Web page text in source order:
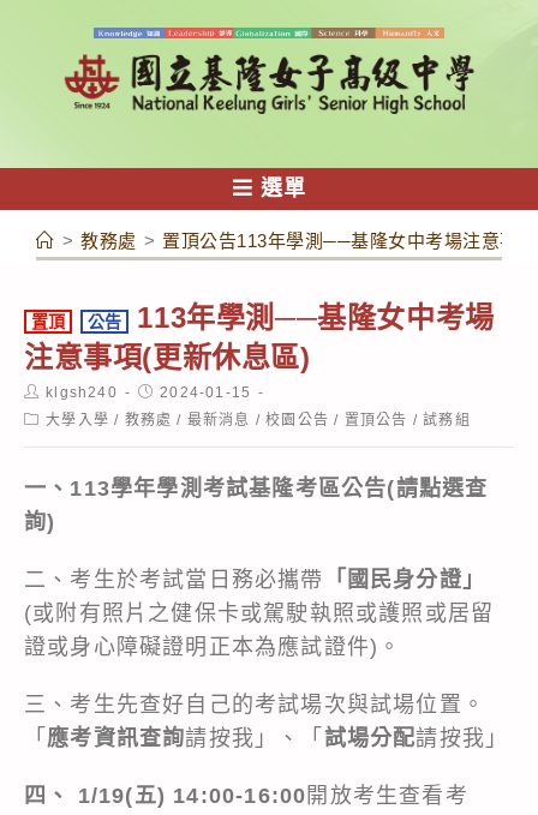
容
選單
> 教務處 > 置頂公告113年學測──基隆女中考場注意事
置頂 公告
113年學測──基隆女中考場
注意事項(更新休息區)
Post
author:
klgsh240
Post
published:
2024-01-15
Post大學入學 / 教務處 / 最新消息 / 校園公告 / 置頂公告 / 試務組
一、113學年學測考試基隆考區公告(請點選查
詢)
二、考生於考試當日務必攜帶
「國民身分證」
(或附有照片之健保卡或駕駛執照或護照或居留
證或身心障礙證明正本為應試證件)。
三、考生先查好自己的考試場次與試場位置。
「 應考資訊查詢請按我 」、「 試場分配請按我」
四、 1/19(五) 14:00-16:00 開放考生查看考